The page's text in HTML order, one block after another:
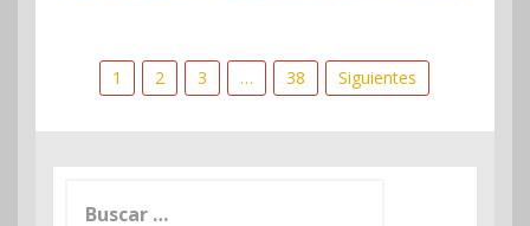
Paginación
entradas
1 2 3 … 38 Siguientes